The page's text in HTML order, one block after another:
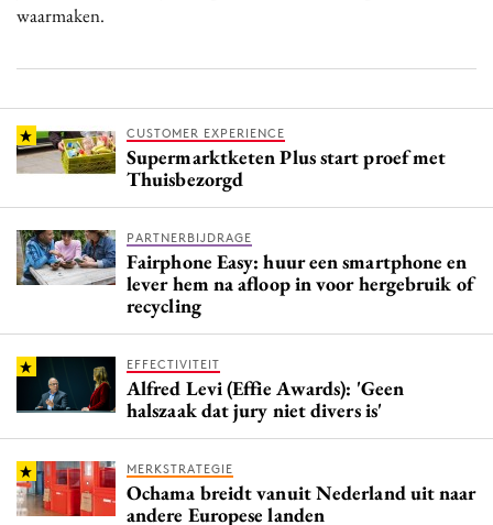
waarmaken.
CUSTOMER EXPERIENCE
Supermarktketen Plus start proef met
Thuisbezorgd
PARTNERBIJDRAGE
Fairphone Easy: huur een smartphone en
lever hem na afloop in voor hergebruik of
recycling
EFFECTIVITEIT
Alfred Levi (Effie Awards): 'Geen
halszaak dat jury niet divers is'
MERKSTRATEGIE
Ochama breidt vanuit Nederland uit naar
andere Europese landen